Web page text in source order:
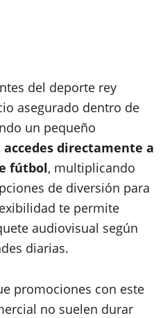
del deporte rey
asegurado dentro de
un pequeño
accedes directamente a
fútbol, multiplicando
de diversión para
te permite
audiovisual según
diarias.
promociones con este
no suelen durar